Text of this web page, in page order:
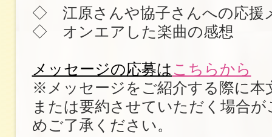
◇ 江原さんや協子さんへの応援
◇ オンエアした楽曲の感想
メッセージの応募は こちらから
※メッセージをご紹介する際に本
または要約させていただく場合
めご了承ください。